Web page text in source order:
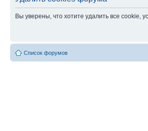
Вы уверены, что хотите удалить все
Список форумов